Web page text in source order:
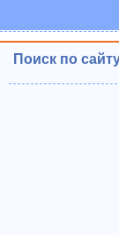
Поиск по